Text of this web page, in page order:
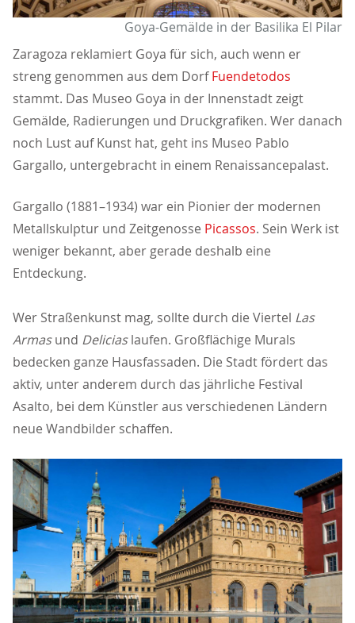
Goya-Gemälde in der Basilika El Pilar
Zaragoza reklamiert Goya für sich, auch wenn er
streng genommen aus dem DorfFuendetodos
stammt. Das Museo Goya in der Innenstadt zeigt
Gemälde, Radierungen und Druckgrafiken. Wer danach
noch Lust auf Kunst hat, geht ins Museo Pablo
Gargallo, untergebracht in einem Renaissancepalast.
Gargallo (1881–1934) war ein Pionier der modernen
Metallskulptur und Zeitgenosse Picassos. Sein Werk ist
weniger bekannt, aber gerade deshalb eine
Entdeckung.
Wer Straßenkunst mag, sollte durch die Viertel Las
Armasund Deliciaslaufen. Großflächige Murals
bedecken ganze Hausfassaden. Die Stadt fördert das
aktiv, unter anderem durch das jährliche Festival
Asalto, bei dem Künstler aus verschiedenen Ländern
neue Wandbilder schaffen.